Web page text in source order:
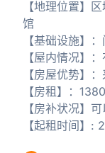
【地理位置】
馆
【基础设施】
【屋内情况】
【房屋优势】
【房租】：
【房补状况】
【起租时间】